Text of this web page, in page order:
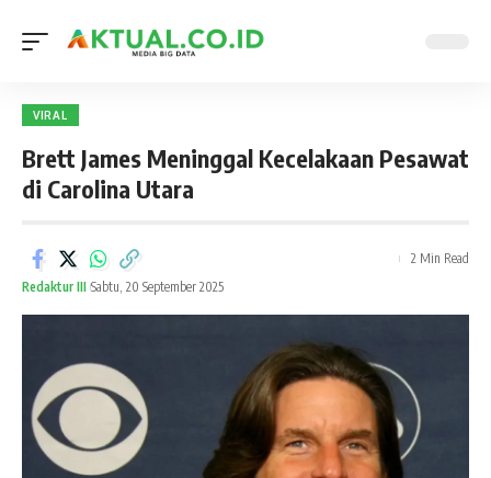
VIRAL
Brett James Meninggal Kecelakaan Pesawat
di Carolina Utara
Redaktur III Sabtu, 20 September 2025
2 Min Read